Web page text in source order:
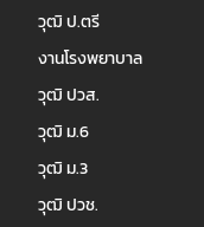
วุฒิ ป.ตรี
งานโรงพยาบาล
วุฒิ ปวส.
วุฒิ ม.6
วุฒิ ม.3
วุฒิ ปวช.